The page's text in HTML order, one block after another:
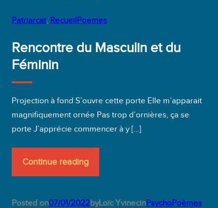
Patriarcat, RecueilPoemes
Rencontre du Masculin et du
Féminin
Projection à fond S’ouvre cette porte Elle m’apparait
magnifiquement ornée Pas trop d’ornières, ça se
porte J’apprécie commencer à y […]
Continue reading
Posted on07/01/2022byLoïc YvinecinPsychoPoèmes